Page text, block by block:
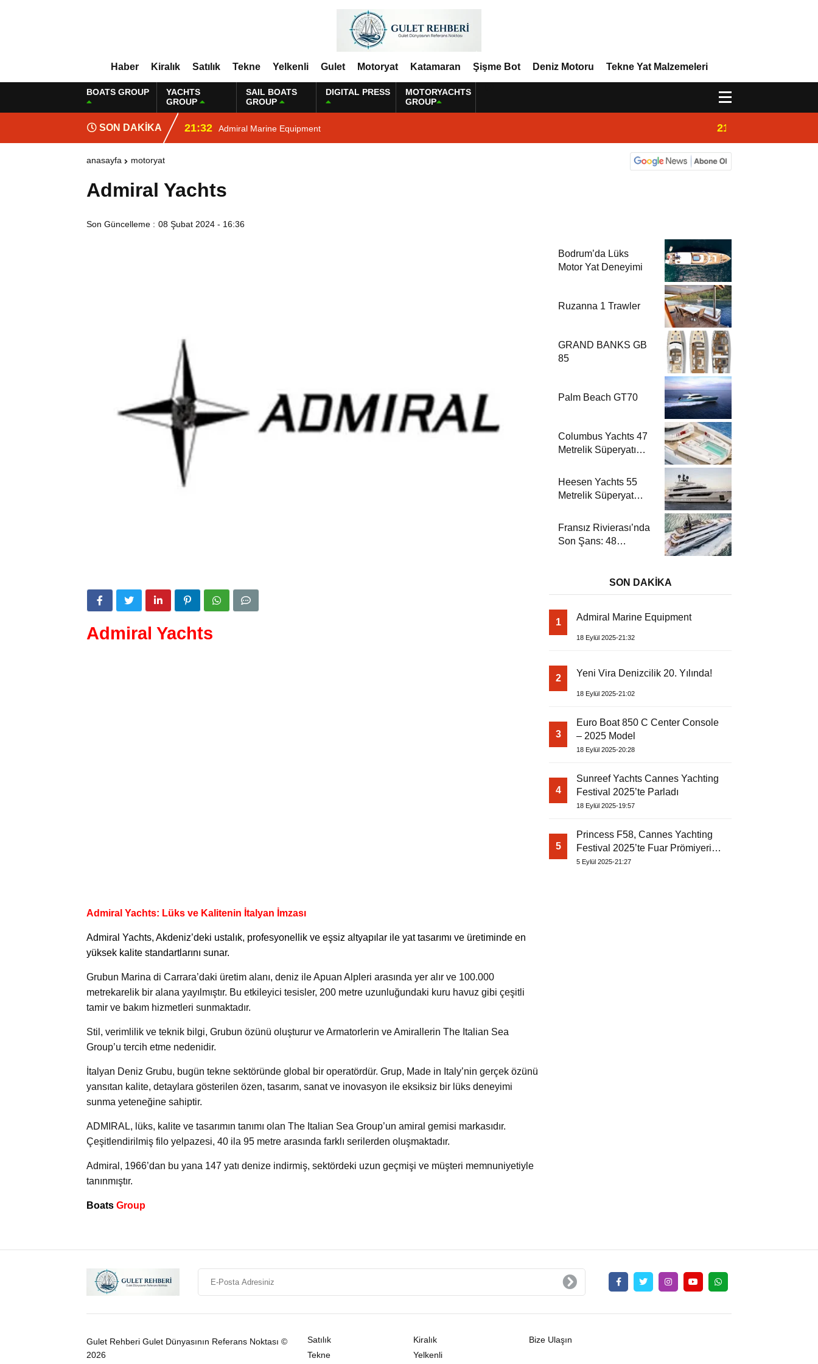
Haber Kiralık Satılık Tekne Yelkenli Gulet Motoryat Katamaran Şişme Bot Deniz Motoru Tekne Yat Malzemeleri
BOATS GROUP
YACHTS
GROUP
SAIL BOATS
GROUP
DIGITAL PRESS
MOTORYACHTS
GROUP
SON DAKİKA 21:32 Admiral Marine Equipment 21:02
anasayfa motoryat
Admiral Yachts
Son Güncelleme : 08 Şubat 2024 - 16:36
Admiral Yachts
Admiral Yachts: Lüks ve Kalitenin İtalyan İmzası
Admiral Yachts, Akdeniz’deki ustalık, profesyonellik ve eşsiz altyapılar ile yat tasarımı ve üretiminde en
yüksek kalite standartlarını sunar.
Grubun Marina di Carrara’daki üretim alanı, deniz ile Apuan Alpleri arasında yer alır ve 100.000
metrekarelik bir alana yayılmıştır. Bu etkileyici tesisler, 200 metre uzunluğundaki kuru havuz gibi çeşitli
tamir ve bakım hizmetleri sunmaktadır.
Stil, verimlilik ve teknik bilgi, Grubun özünü oluşturur ve Armatorlerin ve Amirallerin The Italian Sea
Group’u tercih etme nedenidir.
İtalyan Deniz Grubu, bugün tekne sektöründe global bir operatördür. Grup, Made in Italy’nin gerçek özünü
yansıtan kalite, detaylara gösterilen özen, tasarım, sanat ve inovasyon ile eksiksiz bir lüks deneyimi
sunma yeteneğine sahiptir.
ADMIRAL, lüks, kalite ve tasarımın tanımı olan The Italian Sea Group’un amiral gemisi markasıdır.
Çeşitlendirilmiş filo yelpazesi, 40 ila 95 metre arasında farklı serilerden oluşmaktadır.
Admiral, 1966’dan bu yana 147 yatı denize indirmiş, sektördeki uzun geçmişi ve müşteri memnuniyetiyle
tanınmıştır.
Boats Group
Bodrum’da Lüks
Motor Yat Deneyimi
Ruzanna 1 Trawler
GRAND BANKS GB
85
Palm Beach GT70
Columbus Yachts 47
Metrelik Süperyatı
Akdeniz’de Lüks Bir
Seyir
Heesen Yachts 55
Metrelik Süperyat
Charter Sezonu
Rezervasyonları
Başladı
Fransız Rivierası’nda
Son Şans: 48
SON DAKİKA
1 Admiral Marine Equipment
18 Eylül 2025-21:32
2 Yeni Vira Denizcilik 20. Yılında!
18 Eylül 2025-21:02
3
Euro Boat 850 C Center Console
– 2025 Model
18 Eylül 2025-20:28
4
Sunreef Yachts Cannes Yachting
Festival 2025’te Parladı
18 Eylül 2025-19:57
5
Princess F58, Cannes Yachting
Festival 2025’te Fuar Prömiyerini
Yapıyor
5 Eylül 2025-21:27
Gulet Rehberi Gulet Dünyasının Referans Noktası ©
2026
Satılık
Kiralık
Tekne
Yelkenli
Bize Ulaşın